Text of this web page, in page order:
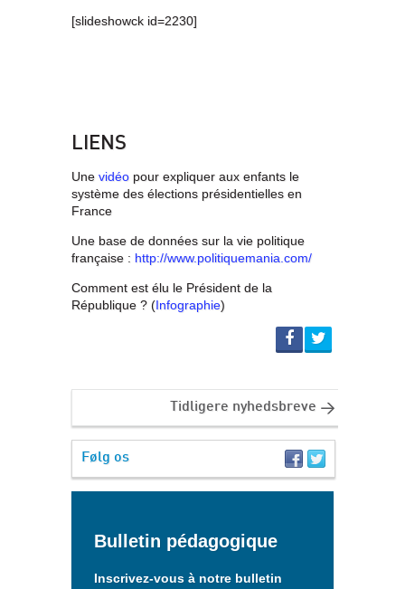
[slideshowck id=2230]
LIENS
Une vidéo pour expliquer aux enfants le
système des élections présidentielles en
France
Une base de données sur la vie politique
française : http://www.politiquemania.com/
Comment est élu le Président de la
République ? (Infographie)
Tidligere nyhedsbreve
Følg os
Bulletin pédagogique
Inscrivez-vous à notre bulletin